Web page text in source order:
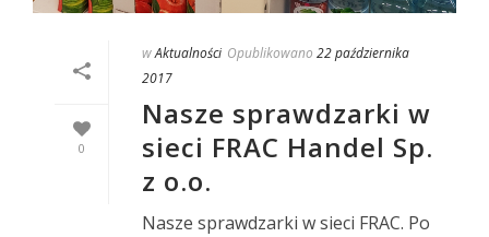
0
wAktualności Opublikowano 22 października
2017
Nasze sprawdzarki w
sieci FRAC Handel Sp.
z o.o.
Nasze sprawdzarki w sieci FRAC. Po